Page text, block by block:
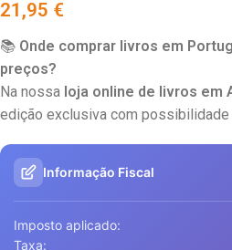
21,95 €
📚 Onde comprar livros em
preços?
Na nossa loja online de livros em
edição exclusiva com possibilidade
Informação Fiscal
Imposto aplicado:
Taxa: